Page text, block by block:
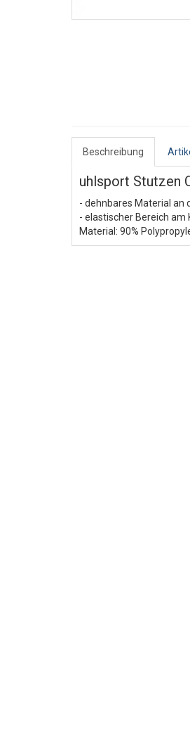
Beschreibung
uhlsport Stutzen
- dehnbares Material an
- elastischer Bereich am
Material: 90%